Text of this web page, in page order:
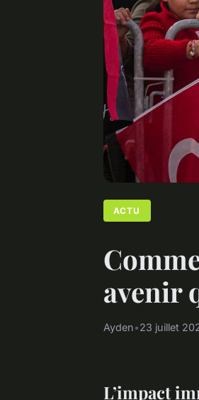
ACTU
avenir
Ayden•23 juillet
L’impact